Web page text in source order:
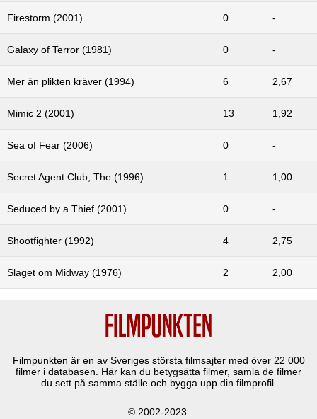
Firestorm (2001) 0 -
Galaxy of Terror (1981) 0 -
Mer än plikten kräver (1994) 6 2,67
Mimic 2 (2001) 13 1,92
Sea of Fear (2006) 0 -
Secret Agent Club, The (1996) 1 1,00
Seduced by a Thief (2001) 0 -
Shootfighter (1992) 4 2,75
Slaget om Midway (1976) 2 2,00
Filmpunkten är en av Sveriges största filmsajter med över 22 000
filmer i databasen. Här kan du betygsätta filmer, samla de filmer
du sett på samma ställe och bygga upp din filmprofil.
© 2002-2023.